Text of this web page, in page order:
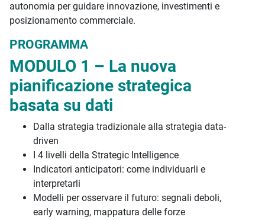
autonomia per guidare innovazione, investimenti e
posizionamento commerciale.
PROGRAMMA
MODULO 1 – La nuova
pianificazione strategica
basata su dati
Dalla strategia tradizionale alla strategia data-
driven
I 4 livelli della Strategic Intelligence
Indicatori anticipatori: come individuarli e
interpretarli
Modelli per osservare il futuro: segnali deboli,
early warning, mappatura delle forze